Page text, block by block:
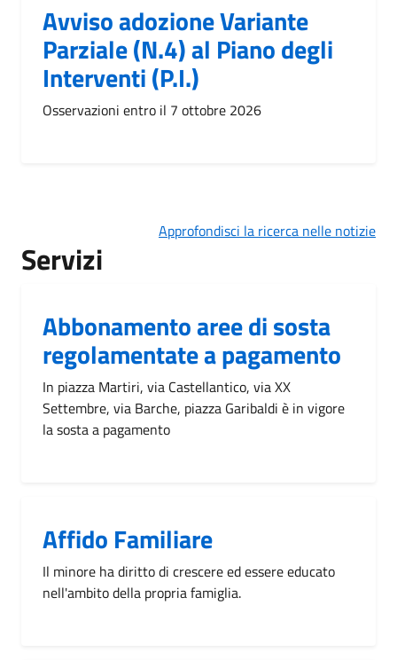
Avviso adozione Variante
Parziale (N.4) al Piano degli
Interventi (P.I.)
Osservazioni entro il 7 ottobre 2026
Approfondisci la ricerca nelle notizie
Servizi
Abbonamento aree di sosta
regolamentate a pagamento
In piazza Martiri, via Castellantico, via XX
Settembre, via Barche, piazza Garibaldi è in vigore
la sosta a pagamento
Affido Familiare
Il minore ha diritto di crescere ed essere educato
nell'ambito della propria famiglia.